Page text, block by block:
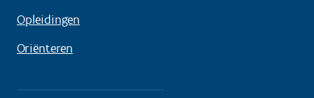
Opleidingen
Oriënteren